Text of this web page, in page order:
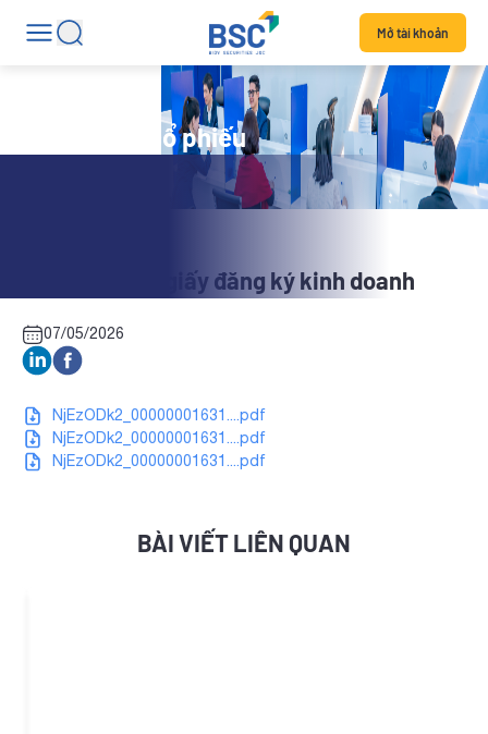
Mở tài khoản
Tin tức mã cổ phiếu
VIG: Thay đổi giấy đăng ký kinh doanh
07/05/2026
NjEzODk2_00000001631....pdf
NjEzODk2_00000001631....pdf
NjEzODk2_00000001631....pdf
BÀI VIẾT LIÊN QUAN